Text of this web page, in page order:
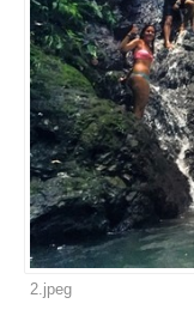
2.jpeg